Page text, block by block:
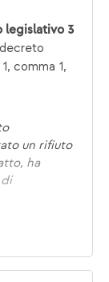
legislativo 3
comma 1,
un rifiuto
ha